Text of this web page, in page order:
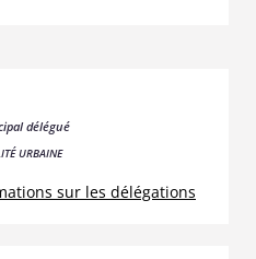
délégué
URBAINE
sur les délégations